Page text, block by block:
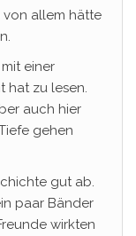
von allem hätte
einer
hat zu lesen.
auch hier
gehen
gut ab.
paar Bänder
wirkten